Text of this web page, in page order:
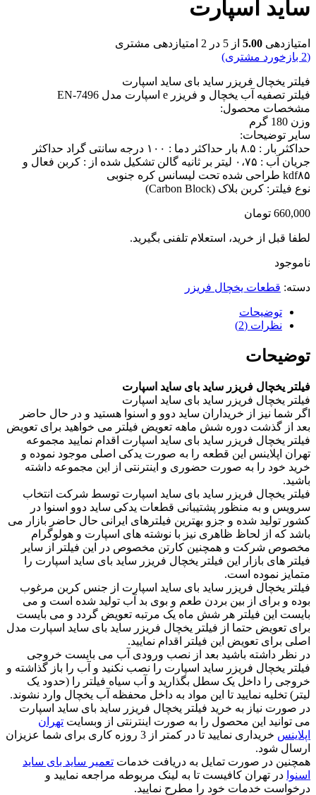
ساید اسپارت
امتیازدهی 5.00 از 5 در 2 امتیازدهی مشتری
(
2 بازخورد مشتری)
فیلتر یخچال فریزر ساید بای ساید اسپارت
فیلتر تصفیه آب یخچال و فریزر e اسپارت مدل EN-7496
مشخصات محصول:
وزن 180 گرم
سایر توضیحات:
حداکثر بار : ۸.۵ بار حداکثر دما :‌ ۱۰۰ درجه سانتی گراد حداکثر
جریان آب :‌ ۰،۷۵ لیتر بر ثانیه گالن تشکیل شده از : کربن فعال و
kdf۸۵ طراحی شده تحت لیسانس کره جنوبی
نوع فیلتر: کربن بلاک (Carbon Block)
660,000 تومان
لطفا قبل از خرید، استعلام تلفنی بگیرید.
ناموجود
دسته: قطعات یخچال فریزر
توضیحات
نظرات (2)
توضیحات
فیلتر یخچال فریزر ساید بای ساید اسپارت
فیلتر یخچال فریزر ساید بای ساید اسپارت
اگر شما نیز از خریداران ساید دوو و اسنوا هستید و در حال حاضر
بعد از گذشت دوره شش ماهه تعویض فیلتر می خواهید برای تعویض
فیلتر یخچال فریزر ساید بای ساید اسپارت اقدام نمایید مجموعه
تهران اپلاینس این قطعه را به صورت یدکی اصلی موجود نموده و
خرید خود را به صورت حضوری و اینترنتی از این مجموعه داشته
باشید.
فیلتر یخچال فریزر ساید بای ساید اسپارت توسط شرکت انتخاب
سرویس و به منظور پشتیبانی قطعات یدکی ساید دوو اسنوا در
کشور تولید شده و جزو بهترین فیلترهای ایرانی حال حاضر بازار می
باشد که از لحاظ ظاهری نیز با نوشته های اسپارت و هولوگرام
مخصوص شرکت و همچنین کارتن مخصوص در این فیلتر از سایر
فیلتر های بازار این فیلتر یخچال فریزر ساید بای ساید اسپارت را
متمایز نموده است.
فیلتر یخچال فریزر ساید بای ساید اسپارت از جنس کربن مرغوب
بوده و برای از بین بردن طعم و بوی بد آب تولید شده است و می
بایست این فیلتر هر شش ماه یک مرتبه تعویض گردد و می بایست
برای تعویض حتما از فیلتر یخچال فریزر ساید بای ساید اسپارت مدل
اصلی برای تعویض این فیلتر اقدام نمایید.
در نظر داشته باشید بعد از نصب ورودی آب می بایست خروجی
فیلتر یخچال فریزر ساید اسپارت را نصب نکنید و آب را باز گذاشته و
خروجی را داخل یک سطل بگذارید و آب سیاه فیلتر را (حدود یک
لیتر) تخلیه نمایید تا این مواد به داخل محفظه آب یخچال وارد نشوند.
در صورت نیاز به خرید فیلتر یخچال فریزر ساید بای ساید اسپارت
می توانید این محصول را به صورت اینترنتی از وبسایت تهران
اپلاینس
خریداری نمایید تا در کمتر از 3 روزه کاری برای شما عزیزان
ارسال شود.
همچنین در صورت تمایل به دریافت خدمات تعمیر ساید بای ساید
اسنوا در تهران کافیست تا به لینک مربوطه مراجعه نمایید و
درخواست خدمات خود را مطرح نمایید.